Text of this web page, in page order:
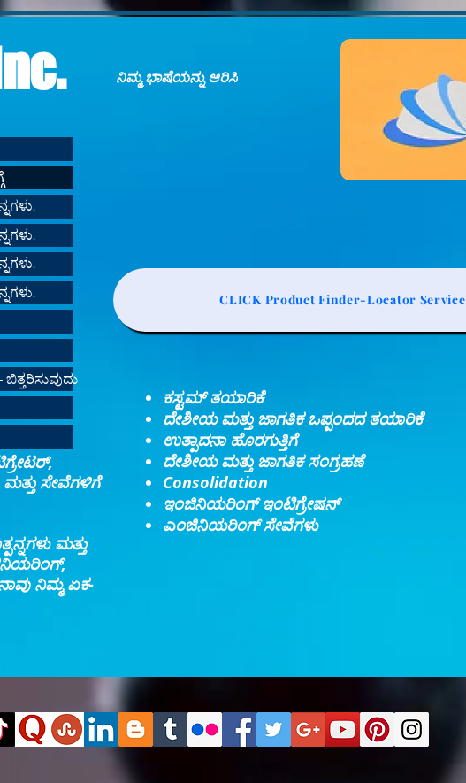
ಬಿತ್ತರಿಸುವುದು
ಮತ್ತು ಸೇವೆಗಳಿಗೆ
ಮತ್ತು
ನಿಮ್ಮ ಏಕ-
ನಿಮ್ಮ ಭಾಷೆಯನ್ನು ಆರಿಸಿ
CLICK Product Finder-Locator Service
ಕಸ್ಟಮ್ ತಯಾರಿಕೆ
ದೇಶೀಯ ಮತ್ತು ಜಾಗತಿಕ ಒಪ್ಪಂದದ ತಯಾರಿಕೆ
ಉತ್ಪಾದನಾ ಹೊರಗುತ್ತಿಗೆ
ದೇಶೀಯ ಮತ್ತು ಜಾಗತಿಕ ಸಂಗ್ರಹಣೆ
Consolidation​
ಇಂಜಿನಿಯರಿಂಗ್ ಇಂಟಿಗ್ರೇಷನ್​
ಎಂಜಿನಿಯರಿಂಗ್ ಸೇವೆಗಳು